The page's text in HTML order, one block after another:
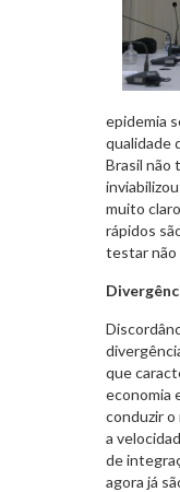
epidemia
qualidade
Brasil não
muito
rápidos
testar não
que
economia
conduzir
a
de
agora já